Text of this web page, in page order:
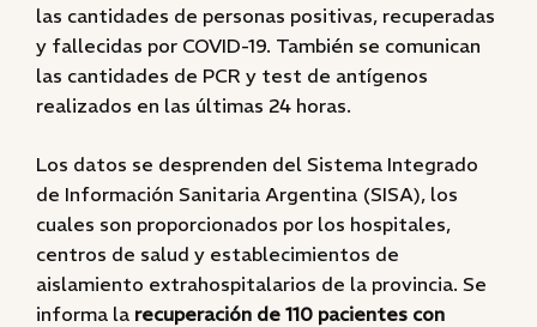
las cantidades de personas positivas, recuperadas
y fallecidas por COVID-19. También se comunican
las cantidades de PCR y test de antígenos
realizados en las últimas 24 horas.
Los datos se desprenden del Sistema Integrado
de Información Sanitaria Argentina (SISA), los
cuales son proporcionados por los hospitales,
centros de salud y establecimientos de
aislamiento extrahospitalarios de la provincia. Se
informa la recuperación de 110 pacientes con